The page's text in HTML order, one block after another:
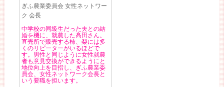
ぎふ農業委員会 女性ネットワー
ク 会長
中学校の同級生だった夫との結
婚を機に、就農した髙田さん。
直売所で販売する柿、梨には多
くのリピーターがいるほどで
す。男性と同じように女性就農
者も意見交換ができるようにと
地位向上を目指し、ぎふ農業委
員会、女性ネットワーク会長と
いう要職を担います。